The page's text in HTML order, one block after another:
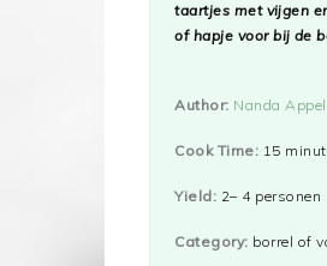
taartjes met vijgen
of hapje voor bij de
Author: Nanda
Cook Time: 15
Yield: 2– 4personen
Category: borrel of